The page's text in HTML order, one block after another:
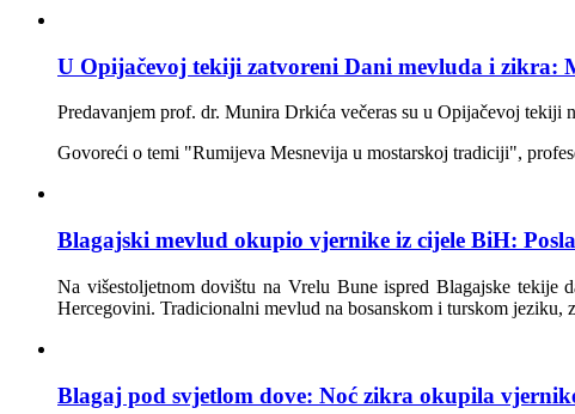
U Opijačevoj tekiji zatvoreni Dani mevluda i zikra:
Predavanjem prof. dr. Munira Drkića večeras su u Opijačevoj tekiji
Govoreći o temi "Rumijeva Mesnevija u mostarskoj tradiciji",
Blagajski mevlud okupio vjernike iz cijele BiH:
Na višestoljetnom dovištu na Vrelu Bune ispred Blagajske tekije
Hercegovini. Tradicionalni mevlud na bosanskom i turskom
Blagaj pod svjetlom dove: Noć zikra okupila